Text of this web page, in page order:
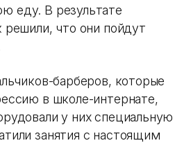
еду. В результате
решили, что они пойдут
барберов, которые
в школе-интернате,
у них специальную
занятия с настоящим